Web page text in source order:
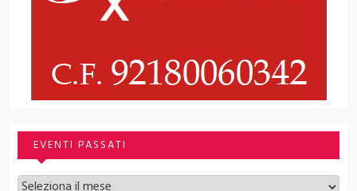
EVENTI PASSATI
Archivi